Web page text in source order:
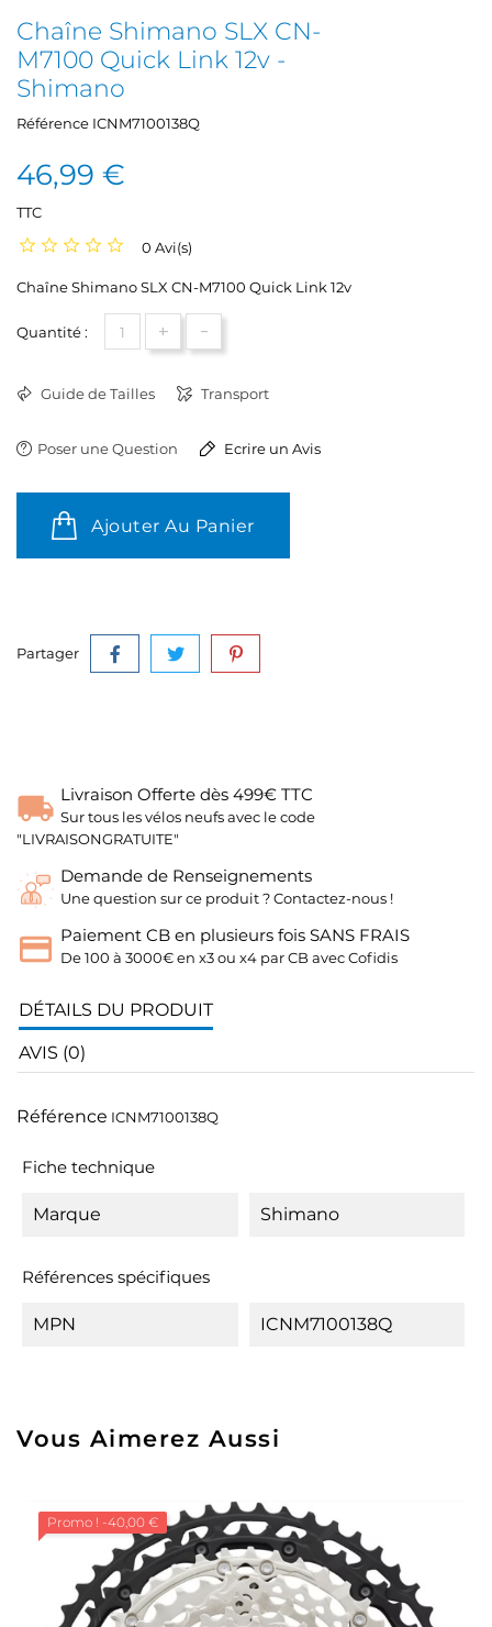
Chaîne Shimano SLX CN-
M7100 Quick Link 12v -
Shimano
Référence ICNM7100138Q
46,99 €
TTC
0 Avi(s)
Chaîne Shimano SLX CN-M7100 Quick Link 12v
Quantité : + -
Guide de Tailles Transport
Poser une Question Ecrire un Avis
Ajouter Au Panier
Partager
Livraison Offerte dès 499€ TTC
Sur tous les vélos neufs avec le code
"LIVRAISONGRATUITE"
Demande de Renseignements
Une question sur ce produit ? Contactez-nous !
Paiement CB en plusieurs fois SANS FRAIS
De 100 à 3000€ en x3 ou x4 par CB avec Cofidis
DÉTAILS DU PRODUIT
AVIS (0)
Référence ICNM7100138Q
Fiche technique
Marque Shimano
Références spécifiques
MPN ICNM7100138Q
Vous Aimerez Aussi
Promo ! -40,00 €